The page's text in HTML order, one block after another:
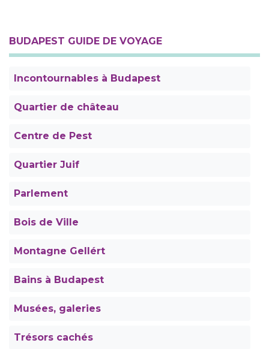
BUDAPEST GUIDE DE VOYAGE
Incontournables à Budapest
Quartier de château
Centre de Pest
Quartier Juif
Parlement
Bois de Ville
Montagne Gellért
Bains à Budapest
Musées, galeries
Trésors cachés